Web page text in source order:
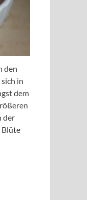
den
in
dem
der
Blüte